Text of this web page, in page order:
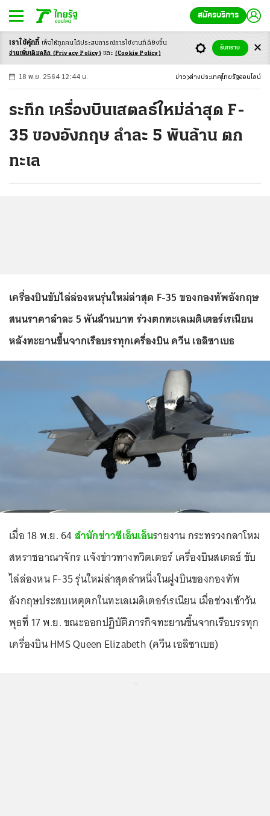
สมัครบริการ
-ก ก ก+
18 พ.ย. 2564 12:44 น. ข่าว ต่างประเทศ ไทยรัฐออนไลน์
ระทึก เครื่องบินเสตลธ์ใหม่ล่าสุด F-
35 ของอังกฤษ ลำละ 5 พันล้าน ตก
ทะเล
เครื่องบินขับไล่ล่องหนรุ่นใหม่ล่าสุด F-35 ของกองทัพอังกฤษ
สนนราคาลำละ 5 พันล้านบาท ร่วงตกทะเลเมดิเตอร์เรเนียน
หลังทะยานขึ้นจากเรือบรรทุกเครื่องบิน ควีน เอลิซาเบธ
เมื่อ 18 พ.ย. 64สำนักข่าวซีเอ็นเอ็นรายงาน กระทรวงกลาโหม
สหราชอาณาจักร แจ้งข่าวทางทวิตเตอร์ เครื่องบินสเตลธ์ ขับ
ไล่ล่องหน F-35 รุ่นใหม่ล่าสุดลำหนึ่งในฝูงบินของกองทัพ
อังกฤษประสบเหตุตกในทะเลเมดิเตอร์เรเนียน เมื่อช่วงเช้าวัน
พุธที่ 17 พ.ย. ขณะออกปฏิบัติภารกิจทะยานขึ้นจากเรือบรรทุก
เครื่องบิน HMS Queen Elizabeth (ควีน เอลิซาเบธ)
เราใช้คุ้กกี้ เพื่อให้ทุกคนได้ประสบการณ์การใช้งานที่ดียิ่งขึ้น
อ่านเพิ่มเติมคลิก (Privacy Policy) และ (Cookie Policy)
รับทราบ